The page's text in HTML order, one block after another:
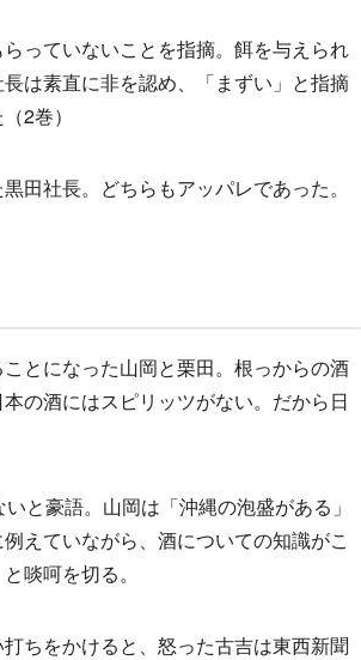
っていないことを指摘。餌を与えられ
は素直に非を認め、「まずい」と指摘
2巻）
田社長。どちらもアッパレであった。
とになった山岡と栗田。根っからの酒
の酒にはスピリッツがない。だから日
と豪語。山岡は「沖縄の泡盛がある」
えていながら、酒についての知識がこ
啖呵を切る。
ちをかけると、怒った古吉は東西新聞